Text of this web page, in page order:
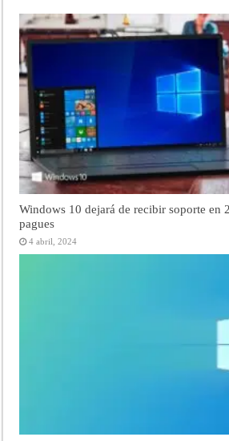
Windows 10 dejará de recibir soporte en
pagues
4 abril, 2024